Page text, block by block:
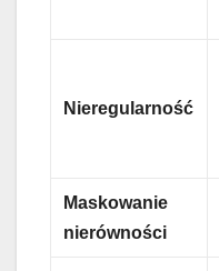
Nieregularność
Maskowanie
nierówności